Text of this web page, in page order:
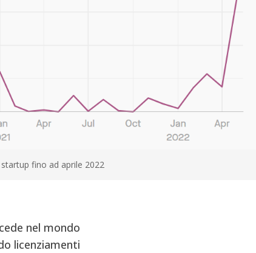
fino ad aprile 2022
nel mondo
licenziamenti